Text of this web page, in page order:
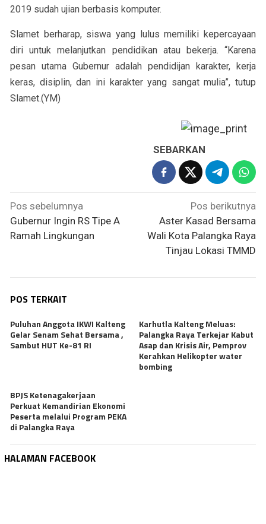
2019 sudah ujian berbasis komputer.
Slamet berharap, siswa yang lulus memiliki kepercayaan
diri untuk melanjutkan pendidikan atau bekerja. “Karena
pesan utama Gubernur adalah pendidijan karakter, kerja
keras, disiplin, dan ini karakter yang sangat mulia”, tutup
Slamet.(YM)
SEBARKAN
Navigasi
pos
Pos sebelumnya
Gubernur Ingin RS Tipe A
Ramah Lingkungan
Pos berikutnya
Aster Kasad Bersama
Wali Kota Palangka Raya
Tinjau Lokasi TMMD
POS TERKAIT
Puluhan Anggota IKWI Kalteng
Gelar Senam Sehat Bersama ,
Sambut HUT Ke-81 RI
Karhutla Kalteng Meluas:
Palangka Raya Terkejar Kabut
Asap dan Krisis Air, Pemprov
Kerahkan Helikopter water
bombing
BPJS Ketenagakerjaan
Perkuat Kemandirian Ekonomi
Peserta melalui Program PEKA
di Palangka Raya
HALAMAN FACEBOOK